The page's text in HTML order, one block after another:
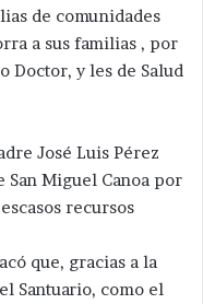
de comunidades
a sus familias , por
Doctor, y les de Salud
José Luis Pérez
San Miguel Canoa por
recursos
que, gracias a la
Santuario, como el